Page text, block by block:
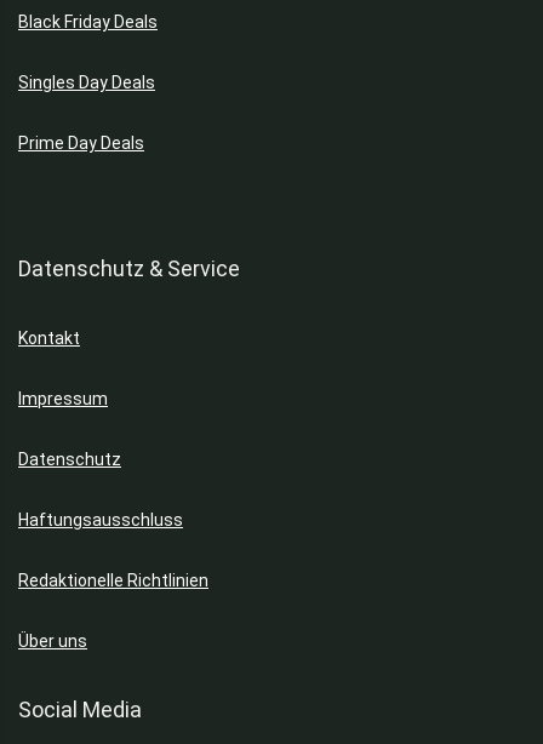
Black Friday Deals
Singles Day Deals
Prime Day Deals
Datenschutz & Service
Kontakt
Impressum
Datenschutz
Haftungsausschluss
Redaktionelle Richtlinien
Über uns
Social Media